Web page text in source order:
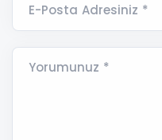
E-Posta Adresiniz *
Yorumunuz *